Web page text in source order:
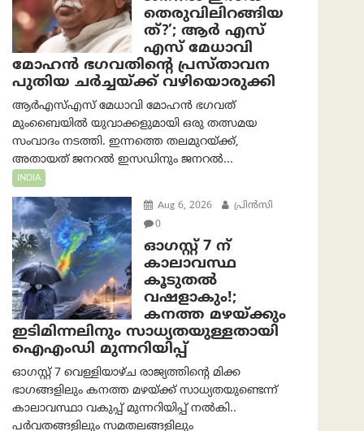
തെരുവിലിറങ്ങിയ
ത്?’; ആര്‍ എസ്
എസ് മേധാവി
മോഹൻ ഭഗവതിന്റെ പ്രസ്താവന
പുതിയ ചര്‍ച്ചയ്ക്ക് വഴിയൊരുക്കി
ആർ‌എസ്‌എസ് മേധാവി മോഹൻ ഭഗവത്
മുംബൈയിൽ യുവാക്കളുമായി ഒരു തത്സമയ
സംവാദം നടത്തി. ഇന്നത്തെ തലമുറയ്ക്ക്,
അതായത് ജനറൽ ഇസഡിനും ജനറൽ...
INDIA
Aug 6, 2026
പ്രിന്‍സി
0
ഓഗസ്റ്റ് 7 ന്
കാലാവസ്ഥ
കൂടുതൽ
വഷളാകും!;
കനത്ത മഴയ്ക്കും
ഇടിമിന്നലിനും സാധ്യതയുള്ളതായി
ഐഎംഡി മുന്നറിയിപ്പ്
ഓഗസ്റ്റ് 7 വെള്ളിയാഴ്ച രാജ്യത്തിന്റെ മിക്ക
ഭാഗങ്ങളിലും കനത്ത മഴയ്ക്ക് സാധ്യതയുണ്ടെന്ന്
കാലാവസ്ഥാ വകുപ്പ് മുന്നറിയിപ്പ് നൽകി..
പർവതങ്ങളിലും സമതലങ്ങളിലും